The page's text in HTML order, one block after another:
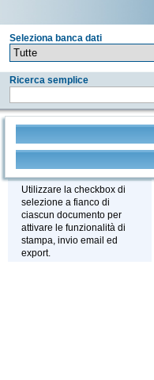
Seleziona banca dati
Ricerca semplice
Stampa - Email - Export
Utilizzare la checkbox di
selezione a fianco di
ciascun documento per
attivare le funzionalità di
stampa, invio email ed
export.